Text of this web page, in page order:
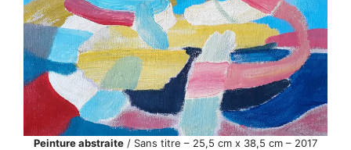
Peinture abstraite / Sans titre – 25,5 cm x 38,5 cm – 2017